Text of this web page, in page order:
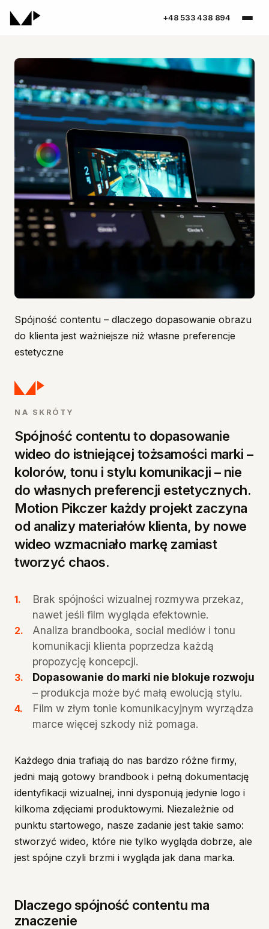
Spis treści
Dlaczego spójność contentu ma znaczenie
Spójność nie znaczy stagnacja
Podsumowanie
Spójność contentu – dlaczego dopasowanie obrazu
do klienta jest ważniejsze niż własne preferencje
estetyczne
NA SKRÓTY
Spójność contentu to dopasowanie
wideo do istniejącej tożsamości marki –
kolorów, tonu i stylu komunikacji – nie
do własnych preferencji estetycznych.
Motion Pikczer każdy projekt zaczyna
od analizy materiałów klienta, by nowe
wideo wzmacniało markę zamiast
tworzyć chaos.
Brak spójności wizualnej rozmywa przekaz,
nawet jeśli film wygląda efektownie.
Analiza brandbooka, social mediów i tonu
komunikacji klienta poprzedza każdą
propozycję koncepcji.
Dopasowanie do marki nie blokuje rozwoju
– produkcja może być małą ewolucją stylu.
Film w złym tonie komunikacyjnym wyrządza
marce więcej szkody niż pomaga.
Każdego dnia trafiają do nas bardzo różne firmy,
jedni mają gotowy brandbook i pełną dokumentację
identyfikacji wizualnej, inni dysponują jedynie logo i
kilkoma zdjęciami produktowymi. Niezależnie od
punktu startowego, nasze zadanie jest takie samo:
stworzyć wideo, które nie tylko wygląda dobrze, ale
jest spójne czyli brzmi i wygląda jak dana marka.
Dlaczego spójność contentu ma
znaczenie
+48 533 438 894